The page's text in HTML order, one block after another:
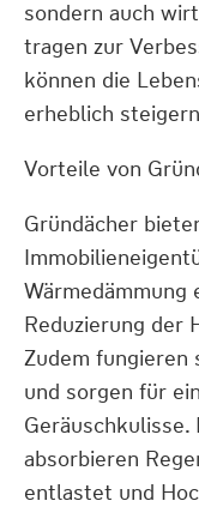
sondern auch
tragen zur
können die
erheblich
Vorteile von
Gründächer
Wärmedämmung
Reduzierung der
Zudem fungieren
und sorgen für
Geräuschkulisse.
absorbieren
entlastet und